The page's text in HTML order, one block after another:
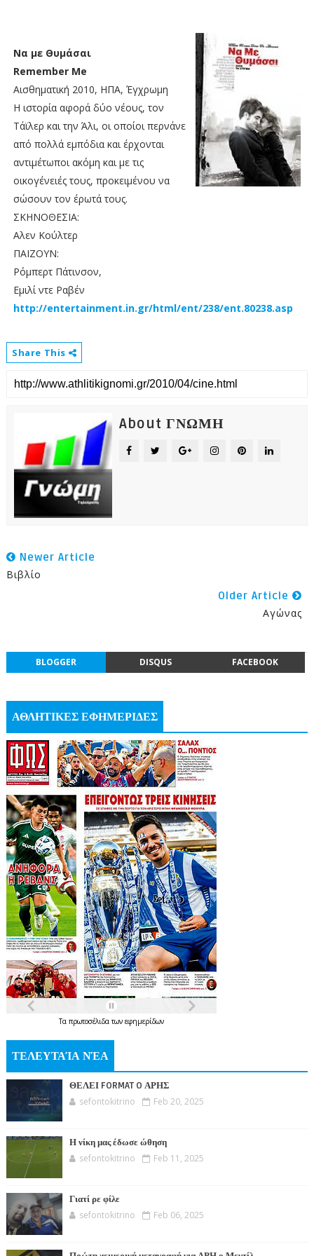
Να με Θυμάσαι
Remember Me
Αισθηματική 2010, ΗΠΑ, Έγχρωμη
Η ιστορία αφορά δύο νέους, τον
Τάϊλερ και την Άλι, οι οποίοι περνάνε
από πολλά εμπόδια και έρχονται
αντιμέτωποι ακόμη και με τις
οικογένειές τους, προκειμένου να
σώσουν τον έρωτά τους.
ΣΚΗΝΟΘΕΣΙΑ:
Αλεν Κούλτερ
ΠΑΙΖΟΥΝ:
Ρόμπερτ Πάτινσον,
Εμιλί ντε Ραβέν
http://entertainment.in.gr/html/ent/238/ent.80238.asp
Share This
About ΓΝΩΜΗ
Newer Article
Βιβλίο
Older Article
Αγώνας
BLOGGER DISQUS FACEBOOK
ΑΘΛΗΤΙΚΕΣ ΕΦΗΜΕΡΙΔΕΣ
Τα πρωτοσέλιδατων εφημερίδων
ΤΕΛΕΥΤΑΊΑ ΝΈΑ
ΘΕΛΕΙ FORMAT O ΑΡΗΣ
sefontokitrino Feb 20, 2025
Η νίκη μας έδωσε ώθηση
sefontokitrino Feb 11, 2025
Γιατί ρε φίλε
sefontokitrino Feb 06, 2025